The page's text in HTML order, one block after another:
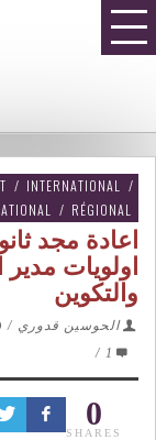
/ INTERNATIONAL
/
/ RÉGIONAL
اعادة مجد
اولويات مدير
والتكوين
الحوسين قدوري /
1
/
0
SHARES